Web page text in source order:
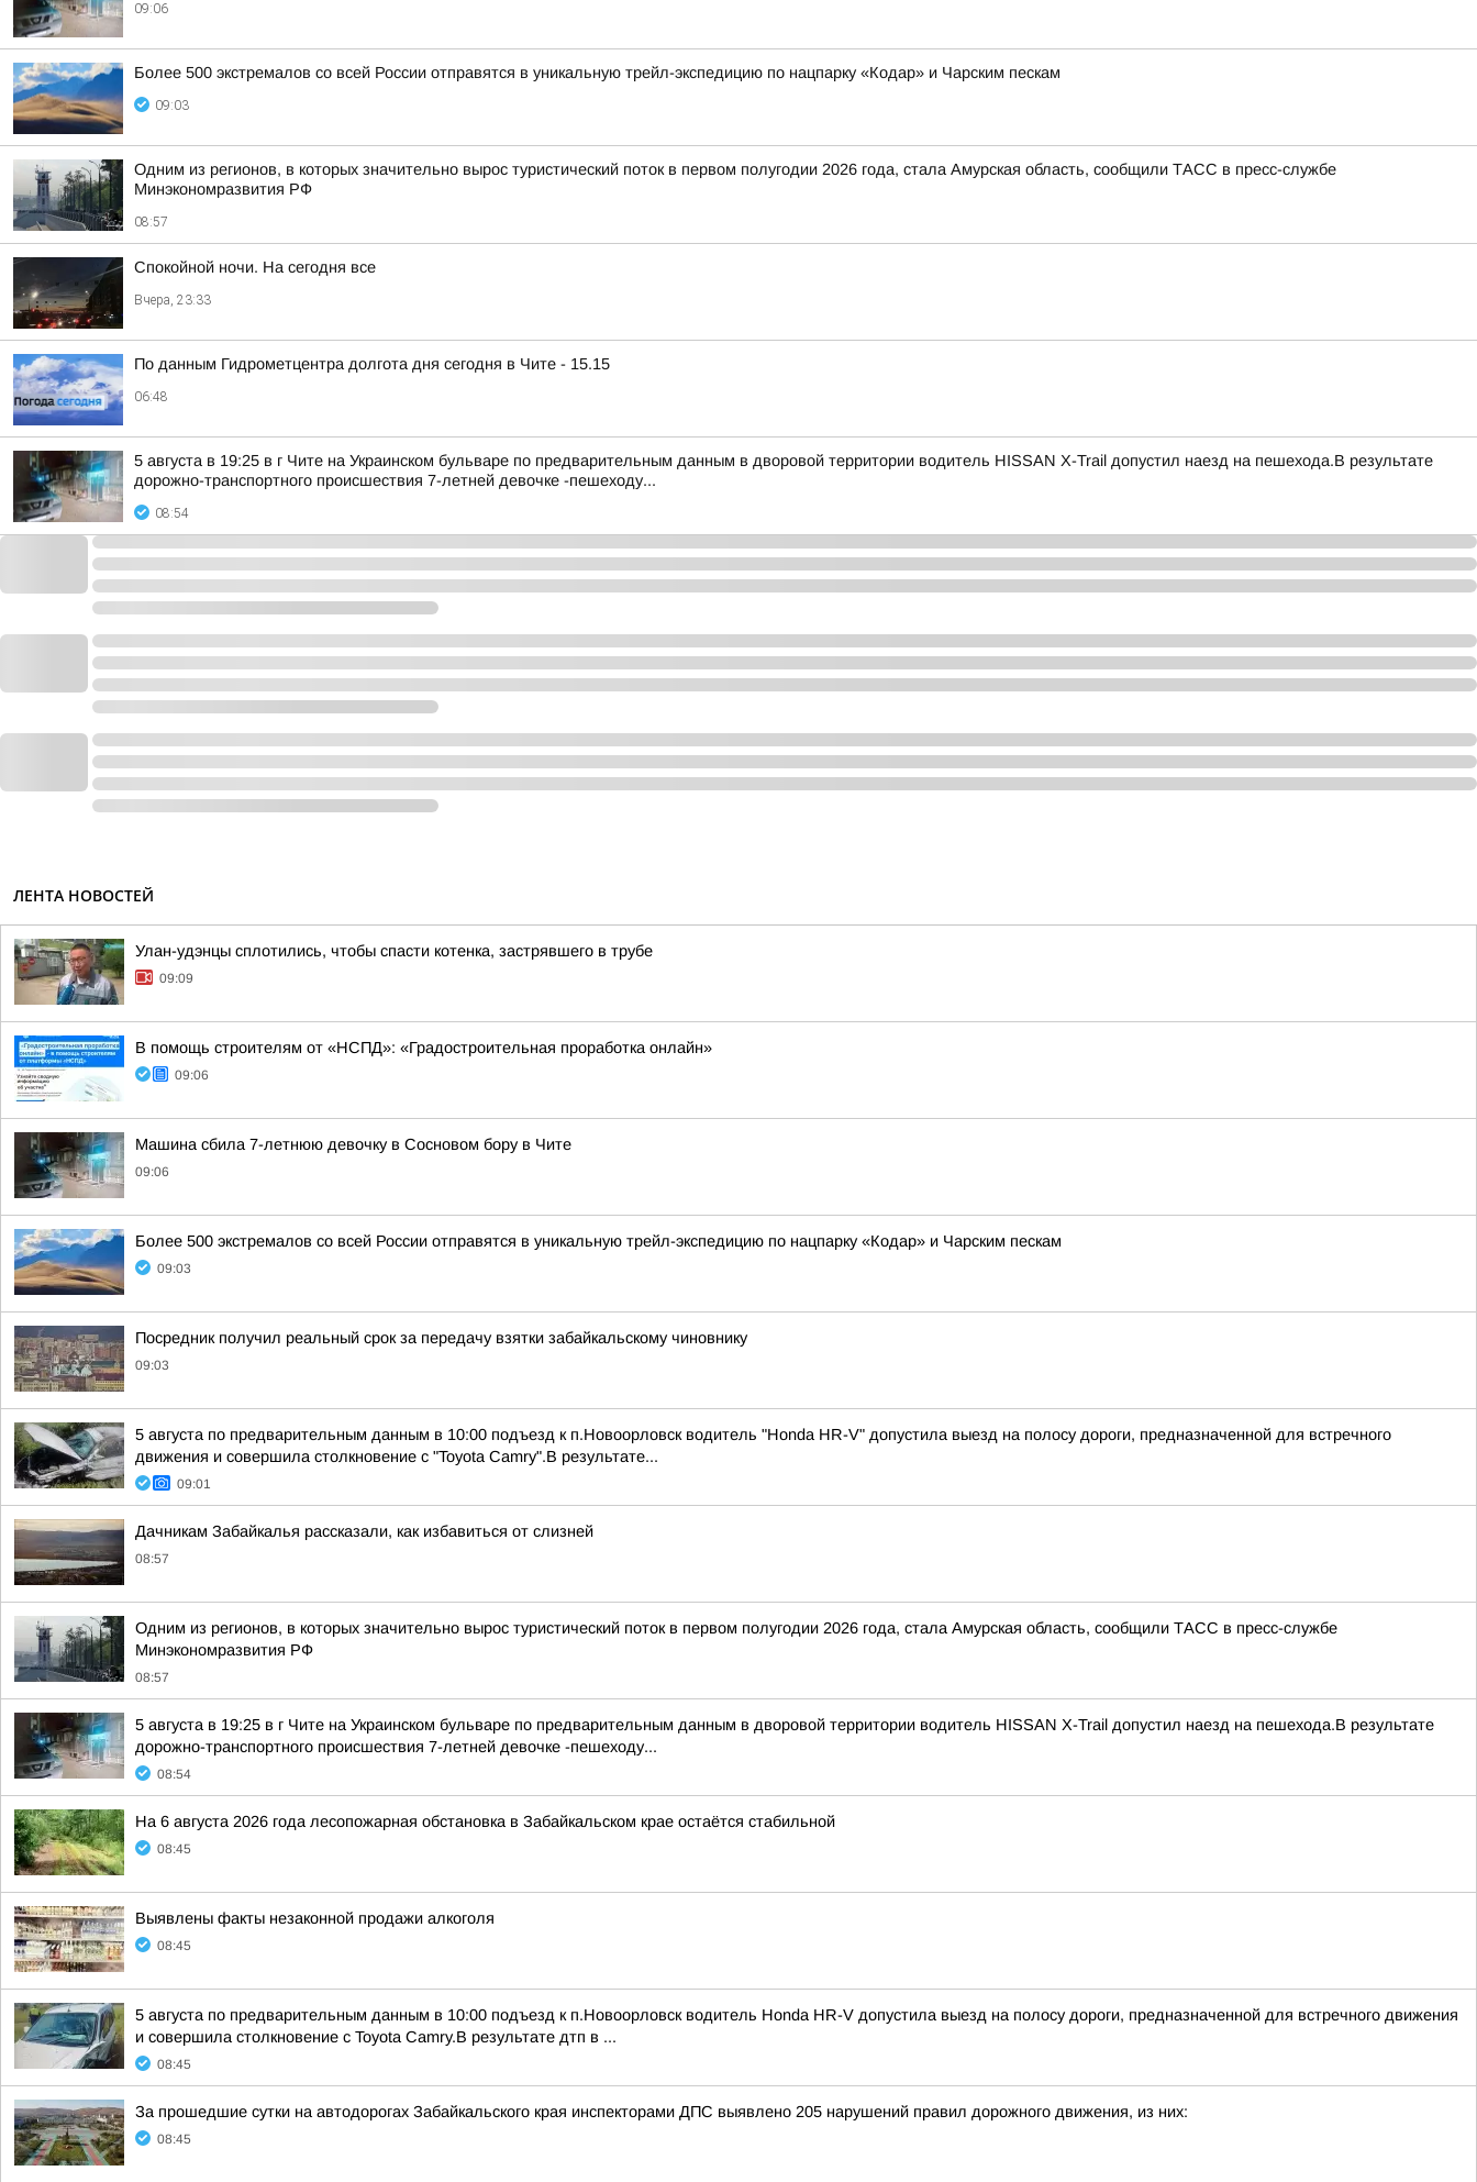
09:06
Более 500 экстремалов со всей России отправятся в уникальную трейл-экспедицию по нацпарку «Кодар» и Чарским пескам
09:03
Одним из регионов, в которых значительно вырос туристический поток в первом полугодии 2026 года, стала Амурская область, сообщили ТАСС в пресс-службе
Минэкономразвития РФ
08:57
Спокойной ночи. На сегодня все
Вчера, 23:33
По данным Гидрометцентра долгота дня сегодня в Чите - 15.15
06:48
5 августа в 19:25 в г Чите на Украинском бульваре по предварительным данным в дворовой территории водитель HISSAN X-Trail допустил наезд на пешехода.В результате
дорожно-транспортного происшествия 7-летней девочке -пешеходу...
08:54
ЛЕНТА НОВОСТЕЙ
Улан-удэнцы сплотились, чтобы спасти котенка, застрявшего в трубе
09:09
В помощь строителям от «НСПД»: «Градостроительная проработка онлайн»
09:06
Машина сбила 7-летнюю девочку в Сосновом бору в Чите
09:06
Более 500 экстремалов со всей России отправятся в уникальную трейл-экспедицию по нацпарку «Кодар» и Чарским пескам
09:03
Посредник получил реальный срок за передачу взятки забайкальскому чиновнику
09:03
5 августа по предварительным данным в 10:00 подъезд к п.Новоорловск водитель "Honda HR-V" допустила выезд на полосу дороги, предназначенной для встречного
движения и совершила столкновение с "Toyota Camry".В результате...
09:01
Дачникам Забайкалья рассказали, как избавиться от слизней
08:57
Одним из регионов, в которых значительно вырос туристический поток в первом полугодии 2026 года, стала Амурская область, сообщили ТАСС в пресс-службе
Минэкономразвития РФ
08:57
5 августа в 19:25 в г Чите на Украинском бульваре по предварительным данным в дворовой территории водитель HISSAN X-Trail допустил наезд на пешехода.В результате
дорожно-транспортного происшествия 7-летней девочке -пешеходу...
08:54
На 6 августа 2026 года лесопожарная обстановка в Забайкальском крае остаётся стабильной
08:45
Выявлены факты незаконной продажи алкоголя
08:45
5 августа по предварительным данным в 10:00 подъезд к п.Новоорловск водитель Honda HR-V допустила выезд на полосу дороги, предназначенной для встречного движения
и совершила столкновение с Toyota Camry.В результате дтп в ...
08:45
За прошедшие сутки на автодорогах Забайкальского края инспекторами ДПС выявлено 205 нарушений правил дорожного движения, из них:
08:45